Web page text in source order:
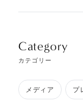
Category
カテゴリー
メディア プ